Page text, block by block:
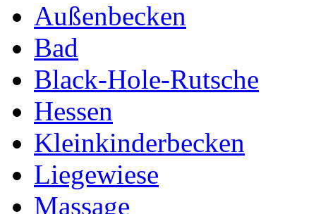
Außenbecken
Bad
Black-Hole-Rutsche
Hessen
Kleinkinderbecken
Liegewiese
Massage